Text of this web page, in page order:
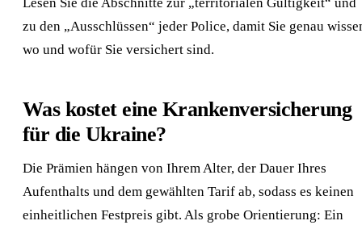
zu den „Ausschlüssen“ jeder Police, damit Sie genau
wo und wofür Sie versichert sind.
Was kostet eine Krankenversicherung
für die Ukraine?
Die Prämien hängen von Ihrem Alter, der Dauer Ihres
Aufenthalts und dem gewählten Tarif ab, sodass es keinen
einheitlichen Festpreis gibt. Als grobe Orientierung: Ein